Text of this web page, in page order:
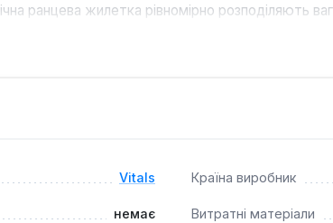
ранцева жилетка рівномірно розподіляють
за присадибними ділянками, садами та
(діаметр скошування 43 см) та диска
Vitals Країна виробник
немає Витратні матеріали